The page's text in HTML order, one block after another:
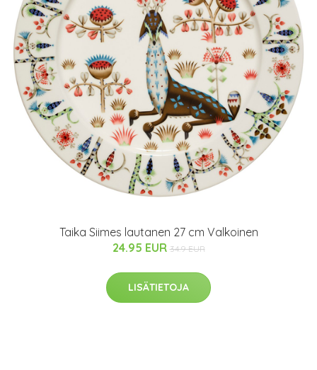
Taika Siimes lautanen 27 cm Valkoinen
24.95 EUR 34.9 EUR
LISÄTIETOJA